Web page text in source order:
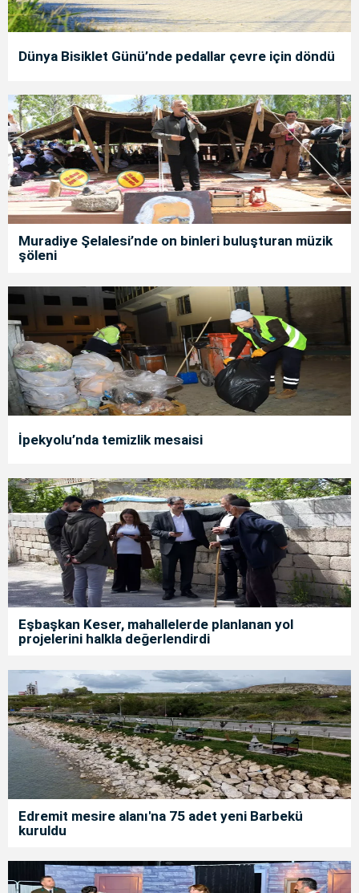
Dünya Bisiklet Günü’nde pedallar çevre için döndü
Muradiye Şelalesi’nde on binleri buluşturan müzik
şöleni
İpekyolu’nda temizlik mesaisi
Eşbaşkan Keser, mahallelerde planlanan yol
projelerini halkla değerlendirdi
Edremit mesire alanı'na 75 adet yeni Barbekü
kuruldu